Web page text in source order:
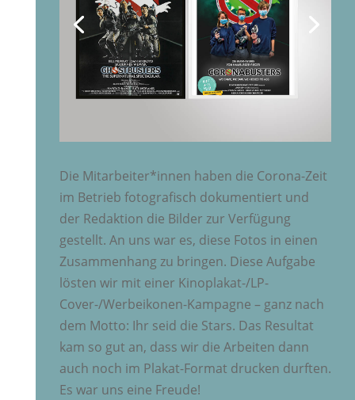
Die Mitarbeiter*innen haben die Corona-Zeit
im Betrieb fotografisch dokumentiert und
der Redaktion die Bilder zur Verfügung
gestellt. An uns war es, diese Fotos in einen
Zusammenhang zu bringen. Diese Aufgabe
lösten wir mit einer Kinoplakat-/LP-
Cover-/Werbeikonen-Kampagne – ganz nach
dem Motto: Ihr seid die Stars. Das Resultat
kam so gut an, dass wir die Arbeiten dann
auch noch im Plakat-Format drucken durften.
Es war uns eine Freude!